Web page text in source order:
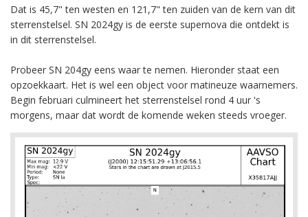
Dat is 45,7" ten westen en 121,7" ten zuiden van de kern van dit
sterrenstelsel. SN 2024gy is de eerste supernova die ontdekt is
in dit sterrenstelsel.
Probeer SN 204gy eens waar te nemen. Hieronder staat een
opzoekkaart. Het is wel een object voor matineuze waarnemers.
Begin februari culmineert het sterrenstelsel rond 4 uur 's
morgens, maar dat wordt de komende weken steeds vroeger.